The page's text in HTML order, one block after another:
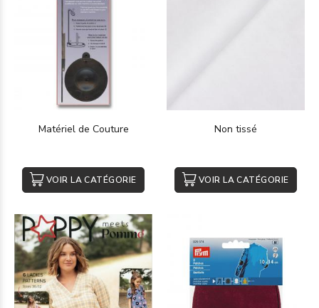
Matériel de Couture
VOIR LA CATÉGORIE
Non tissé
VOIR LA CATÉGORIE